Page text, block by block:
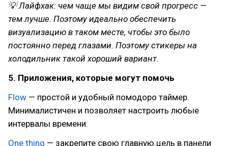
💡 Лайфхак: чем чаще мы видим свой прогресс —
тем лучше. Поэтому идеально обеспечить
визуализацию в таком месте, чтобы это было
постоянно перед глазами. Поэтому стикеры на
холодильник такой хороший вариант.
5. Приложения, которые могут помочь
Flow — простой и удобный помодоро таймер.
Минималистичен и позволяет настроить любые
интервалы времени.
One thing — закрепите свою главную цель в панели